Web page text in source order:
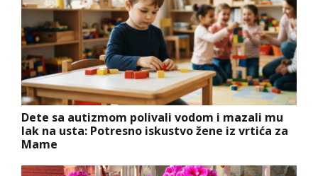
Dete sa autizmom polivali vodom i mazali mu
lak na usta: Potresno iskustvo žene iz vrtića za
Mame